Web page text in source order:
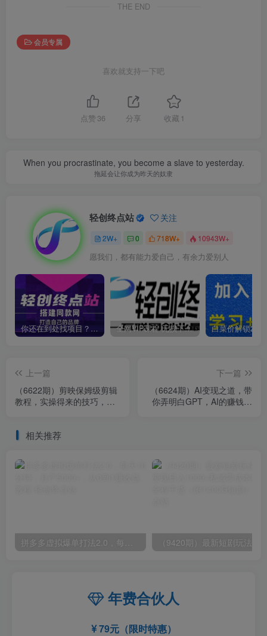
THE END
会员专属
喜欢就支持一下吧
点赞 36 分享 收藏 1
When you procrastinate, you become a slave to yesterday.
拖延会让你成为昨天的奴隶
轻创终点站 关注
2W+ 0 718W+ 10943W+
愿我们，都有能力爱自己，有余力爱别人
你还在到处找项目？还在当韭菜？我靠卖项目一个月收入5万+，曾经我也是个失败者。 全网VIP课程 无损下载~
上一篇
（6622期）剪映保姆级剪辑
教程，实操得来的技巧，绝
下一篇
（6624期）AI变现之道，带
你弄明白GPT，AI的赚钱方
相关推荐
年费合伙人
79元（限时特惠）